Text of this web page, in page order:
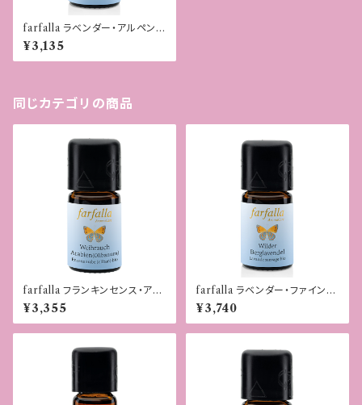
farfalla ラベンダー・アルペンB
IO野生・GC
¥3,135
同じカテゴリの商品
farfalla フランキンセンス・アラ
ビアBIO野生
¥3,355
farfalla ラベンダー・ファインBI
O野生・GC
¥3,740